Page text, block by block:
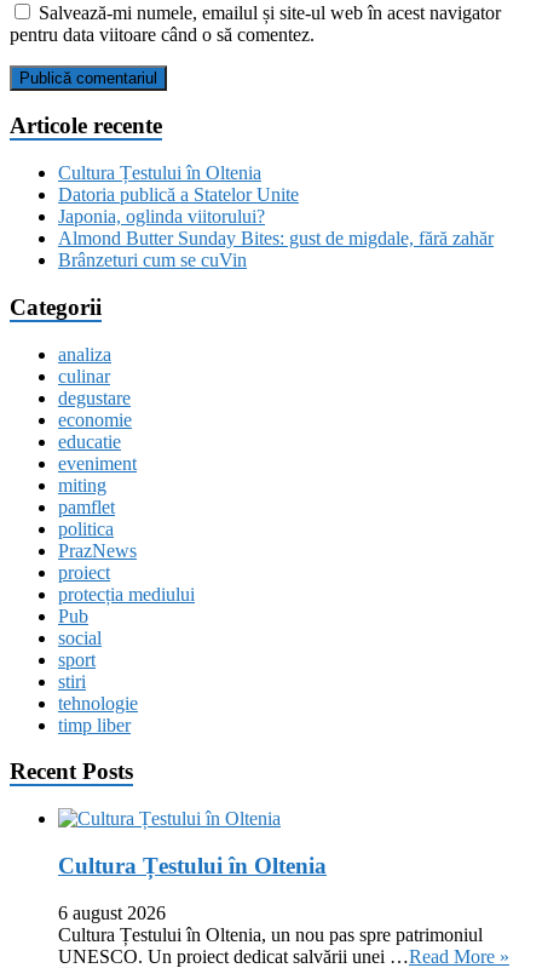
Salvează-mi numele, emailul și site-ul web în acest navigator
pentru data viitoare când o să comentez.
Articole recente
Cultura Țestului în Oltenia
Datoria publică a Statelor Unite
Japonia, oglinda viitorului?
Almond Butter Sunday Bites: gust de migdale, fără zahăr
Brânzeturi cum se cuVin
Categorii
analiza
culinar
degustare
economie
educatie
eveniment
miting
pamflet
politica
PrazNews
proiect
protecția mediului
Pub
social
sport
stiri
tehnologie
timp liber
Recent Posts
Cultura Țestului în Oltenia
6 august 2026
Cultura Țestului în Oltenia, un nou pas spre patrimoniul
UNESCO. Un proiect dedicat salvării unei …Read More »